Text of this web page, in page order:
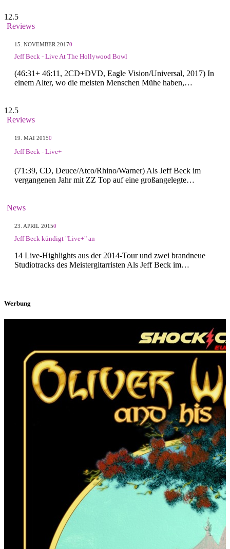
12.5
Reviews
15. NOVEMBER 20170
Jeff Beck - Live At The Hollywood Bowl
(46:31+ 46:11, 2CD+DVD, Eagle Vision/Universal, 2017) In
einem Alter, wo die meisten Menschen Mühe haben,…
12.5
Reviews
19. MAI 20150
Jeff Beck - Live+
(71:39, CD, Deuce/Atco/Rhino/Warner) Als Jeff Beck im
vergangenen Jahr mit ZZ Top auf eine großangelegte…
News
23. APRIL 20150
Jeff Beck kündigt "Live+" an
14 Live-Highlights aus der 2014-Tour und zwei brandneue
Studiotracks des Meistergitarristen Als Jeff Beck im…
Werbung